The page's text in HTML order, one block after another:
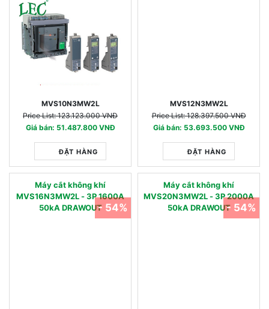
MVS10N3MW2L
Price List: 123.123.000 VNĐ
Giá bán: 51.487.800 VNĐ
ĐẶT HÀNG
MVS12N3MW2L
Price List: 128.397.500 VNĐ
Giá bán: 53.693.500 VNĐ
ĐẶT HÀNG
Máy cắt không khí
MVS16N3MW2L - 3P 1600A
50kA DRAWOUT- 54%
Máy cắt không khí
MVS20N3MW2L - 3P 2000A
50kA DRAWOUT- 54%